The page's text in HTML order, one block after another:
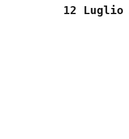
12 Luglio